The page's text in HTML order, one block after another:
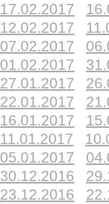
17.02.2017
12.02.2017
07.02.2017
01.02.2017
27.01.2017
22.01.2017
16.01.2017
11.01.2017
05.01.2017
30.12.2016
23.12.2016